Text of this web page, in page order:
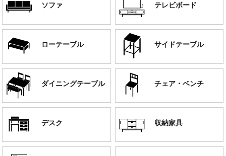
ソファ テレビボード
ローテーブル サイドテーブル
ダイニングテーブル チェア・ベンチ
デスク 収納家具